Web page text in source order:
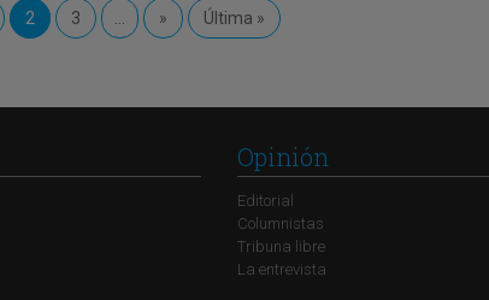
2 3 » Última »
Opinión
Editorial
Columnistas
Tribuna libre
La entrevista